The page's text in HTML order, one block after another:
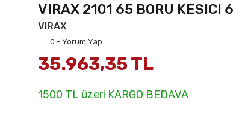
VIRAX 2101 65 BORU KESICI 6
VIRAX
0 - Yorum Yap
35.963,35 TL
1500 TL üzeri KARGO BEDAVA